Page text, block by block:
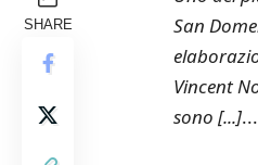
SHARE
San
Vincent
sono [...]...